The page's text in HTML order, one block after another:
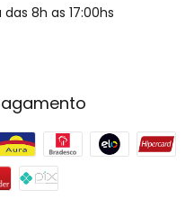
8h as 17:00hs